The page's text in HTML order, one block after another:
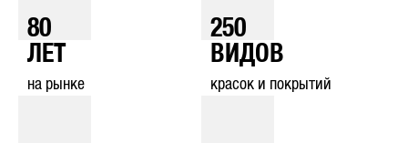
80
ЛЕТ
на рынке
250
ВИДОВ
красок и покрытий